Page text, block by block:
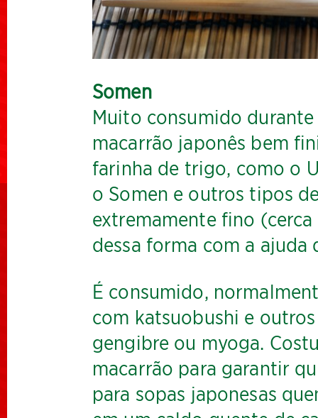
Somen
Muito consumido
macarrão japonês bem
farinha de trigo, como o
o Somen e outros tipos
extremamente fino
dessa forma com a ajuda
É consumido,
com katsuobushi e
gengibre ou myoga.
macarrão para garantir
para sopas japonesas